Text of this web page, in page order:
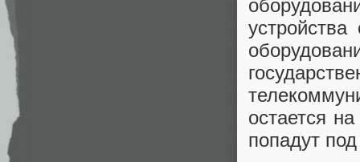
остается
попадут